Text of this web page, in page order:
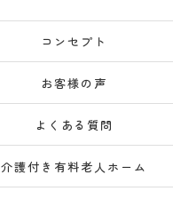
コンセプト
お客様の声
よくある質問
介護付き有料老人ホーム